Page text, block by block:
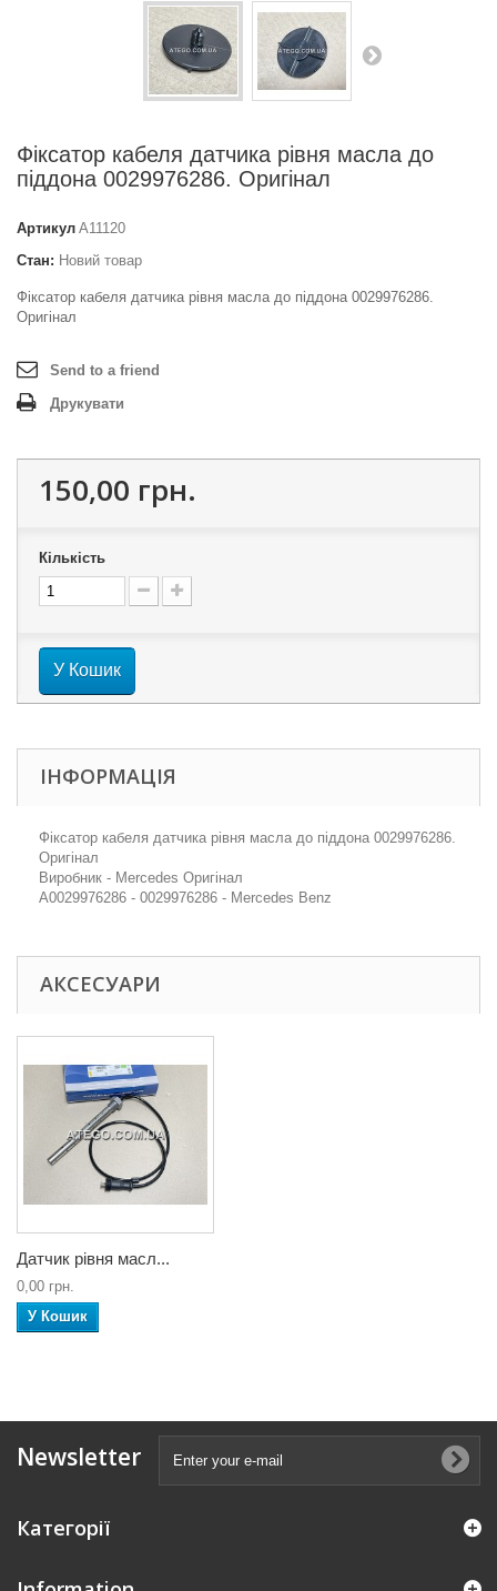
Фіксатор кабеля датчика рівня масла до
піддона 0029976286. Оригінал
Артикул A11120
Стан: Новий товар
Фіксатор кабеля датчика рівня масла до піддона 0029976286.
Оригінал
Send to a friend
Друкувати
150,00 грн.
Кількість
У Кошик
ІНФОРМАЦІЯ
Фіксатор кабеля датчика рівня масла до піддона 0029976286.
Оригінал
Виробник - Mercedes Оригінал
A0029976286 - 0029976286 - Mercedes Benz
АКСЕСУАРИ
Датчик рівня масл...
0,00 грн.
У Кошик
Newsletter
Категорії